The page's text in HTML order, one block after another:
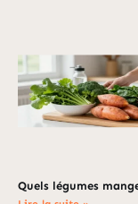
Quels légumes